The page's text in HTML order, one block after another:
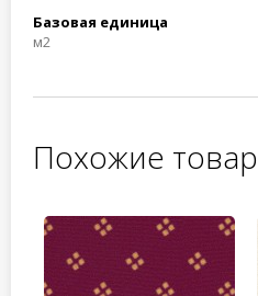
Базовая единица
м2
Похожие